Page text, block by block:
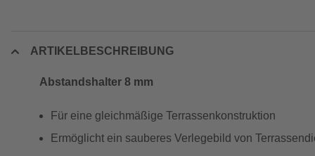
ARTIKELBESCHREIBUNG
Abstandshalter 8 mm
Für eine gleichmäßige Terrassenkonstruktion
Ermöglicht ein sauberes Verlegebild von